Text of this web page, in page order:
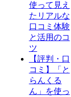
使って見え
たリアルな
口コミ体験
と活用のコ
ツ
【評判・口
コミ】「と
らんくる
ん」を使っ